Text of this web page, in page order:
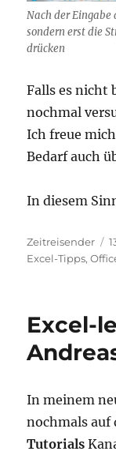
Nach der
sondern erst die
drücken
Falls es nicht
nochmal
Ich freue
Bedarf auch
In diesem
Autor
Zeitreisender
Excel-Tipps,
Excel-
In meinem
nochmals
Tutorials